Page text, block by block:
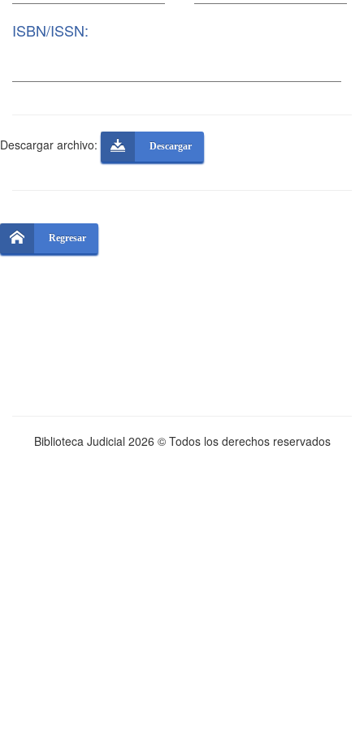
ISBN/ISSN:
Descargar archivo: Descargar
Regresar
Biblioteca Judicial 2026 © Todos los derechos reservados